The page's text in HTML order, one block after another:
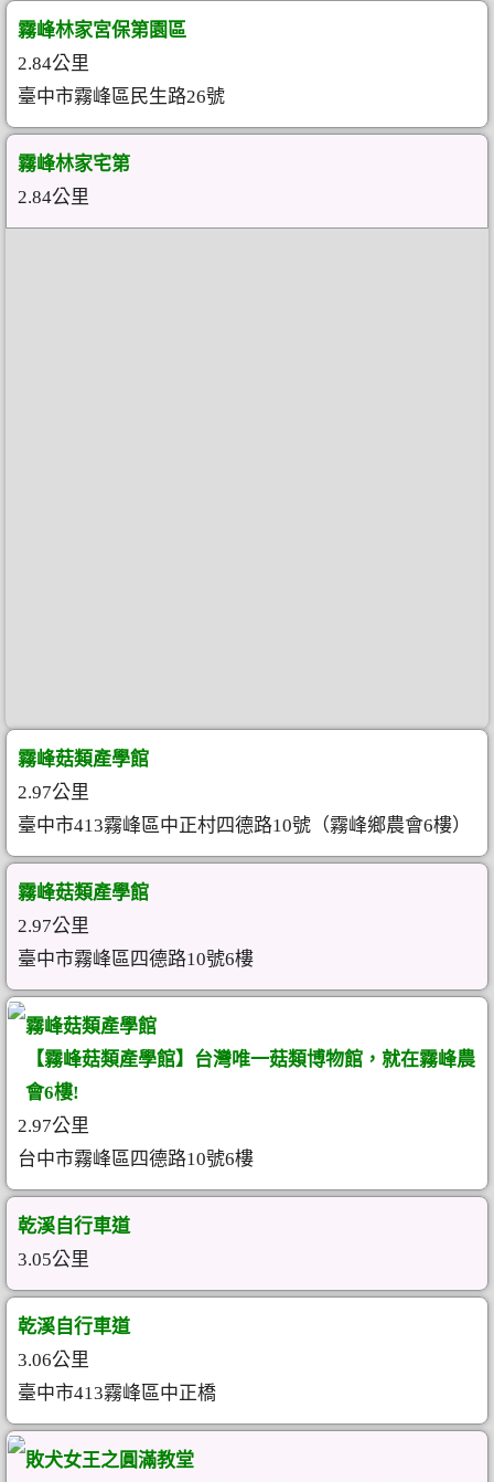
霧峰林家宮保第園區
2.84公里
臺中市霧峰區民生路26號
霧峰林家宅第
2.84公里
霧峰菇類產學館
2.97公里
臺中市413霧峰區中正村四德路10號（霧峰鄉農會6樓）
霧峰菇類產學館
2.97公里
臺中市霧峰區四德路10號6樓
霧峰菇類產學館
【霧峰菇類產學館】台灣唯一菇類博物館，就在霧峰農
會6樓!
2.97公里
台中市霧峰區四德路10號6樓
乾溪自行車道
3.05公里
乾溪自行車道
3.06公里
臺中市413霧峰區中正橋
敗犬女王之圓滿教堂